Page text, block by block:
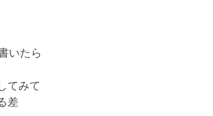
いたら
てみて
差